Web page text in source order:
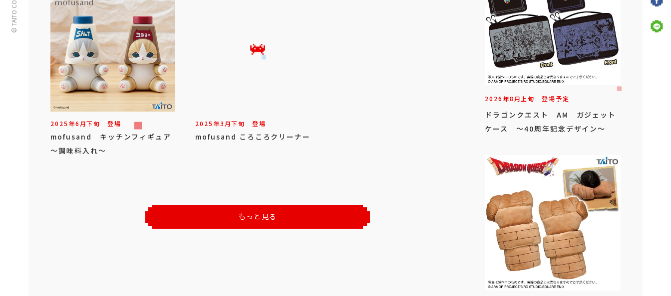
2025年6月下旬 登場
mofusand キッチンフィギュア
～調味料入れ～
2025年3月下旬 登場
mofusand ころころクリーナー
もっと見る
2026年8月上旬 登場予定
ドラゴンクエスト AM ガジェット
ケース ～40周年記念デザイン～